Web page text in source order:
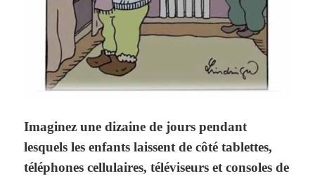
Imaginez une dizaine de jours pendant
lesquels les enfants laissent de côté tablettes,
téléphones cellulaires, téléviseurs et consoles de